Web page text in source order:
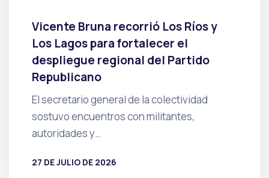
Vicente Bruna recorrió Los Ríos y
Los Lagos para fortalecer el
despliegue regional del Partido
Republicano
El secretario general de la colectividad
sostuvo encuentros con militantes,
autoridades y…
27 DE JULIO DE 2026